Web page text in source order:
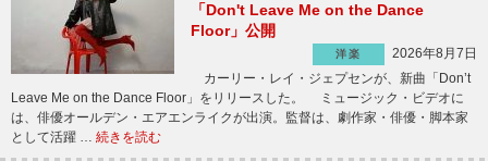
「Don't Leave Me on the Dance
Floor」公開
洋楽
2026年8月7日
カーリー・レイ・ジェプセンが、新曲「Don’t
Leave Me on the Dance Floor」をリリースした。 ミュージック・ビデオに
は、俳優オールデン・エアエンライクが出演。監督は、劇作家・俳優・脚本家
として活躍 … 続きを読む